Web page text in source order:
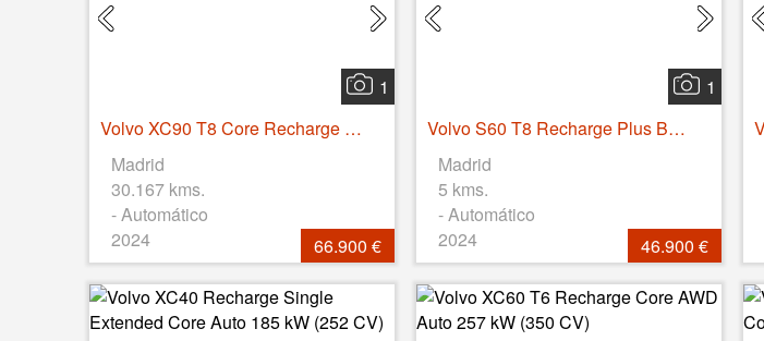
1
Volvo XC90 T8 Core Recharge AWD Auto 335 kW (455 CV)
Madrid
30.167 kms.
- Automático
2024
66.900 €
1
Volvo S60 T8 Recharge Plus Bright Auto 335 kW (455 CV)
Madrid
5 kms.
- Automático
2024
46.900 €